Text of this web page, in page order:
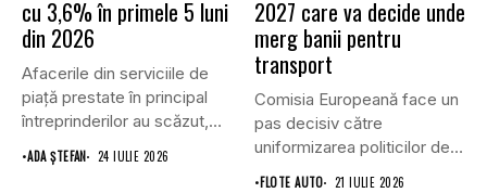
cu 3,6% în primele 5 luni
din 2026
Afacerile din serviciile de
piaţă prestate în principal
întreprinderilor au scăzut,
în...
•ADA ȘTEFAN 24 IULIE 2026
2027 care va decide unde
merg banii pentru
transport
Comisia Europeană face un
pas decisiv către
uniformizarea politicilor de
transport prin...
•FLOTE AUTO 21 IULIE 2026